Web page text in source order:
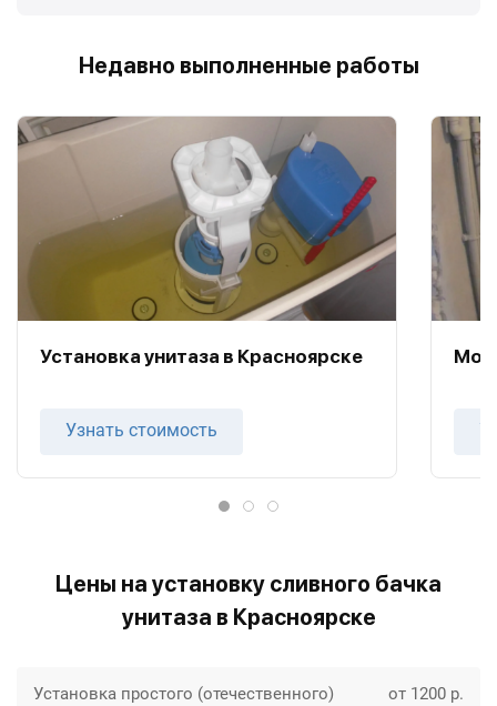
Недавно выполненные работы
Установка унитаза в Красноярске
Узнать стоимость
Цены на установку сливного бачка
унитаза в Красноярске
Установка простого (отечественного)
от 1200 р.